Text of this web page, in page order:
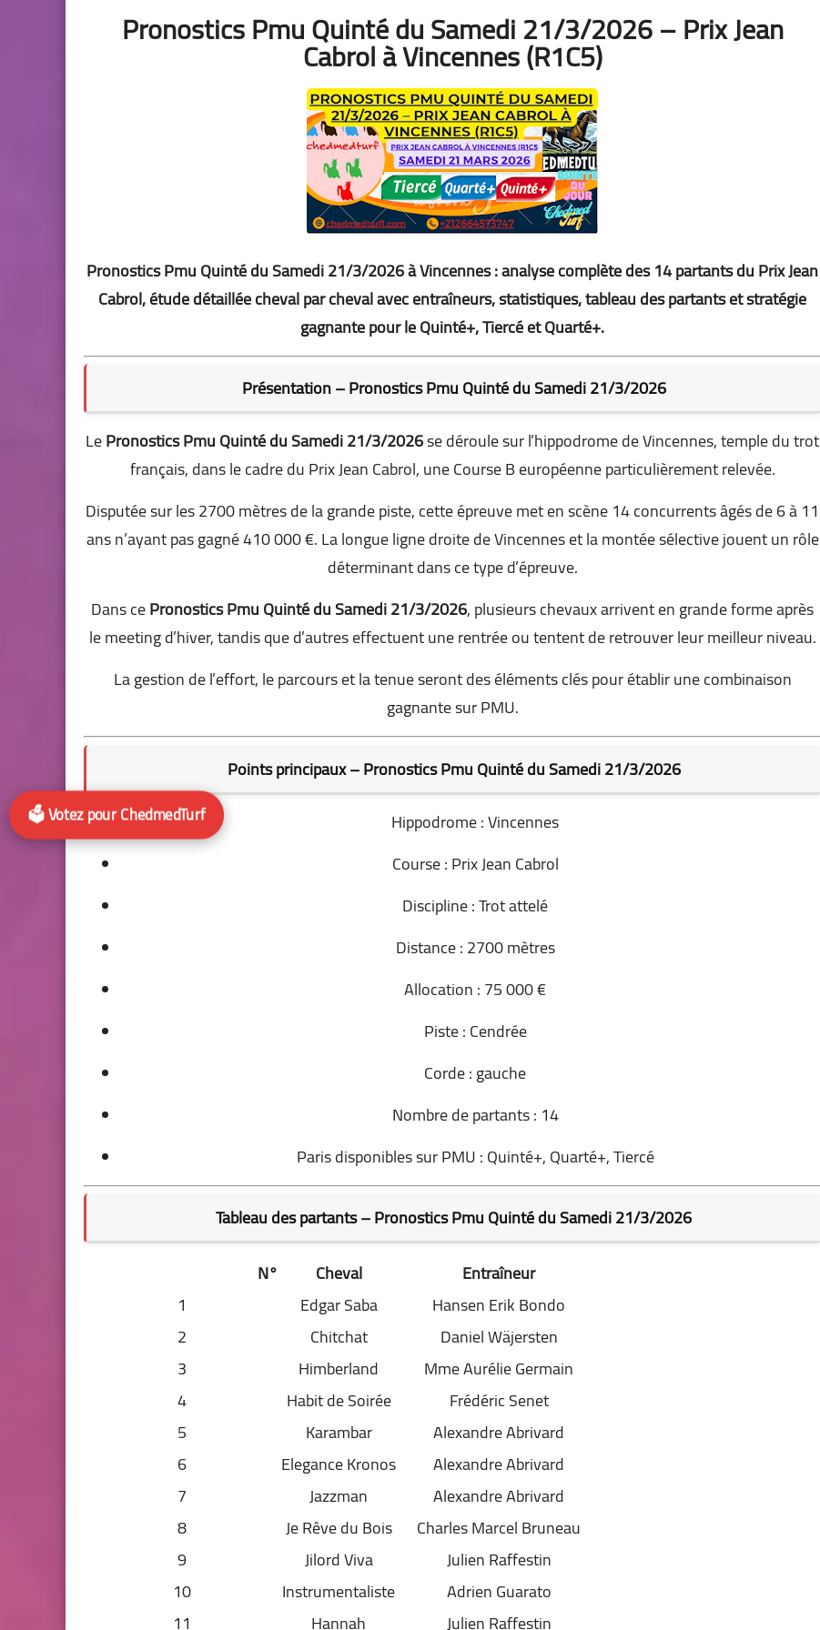
Pronostics Pmu Quinté du Samedi 21/3/2026 – Prix Jean
Cabrol à Vincennes (R1C5)
Pronostics Pmu Quinté du Samedi 21/3/2026 à Vincennes : analyse complète des 14 partants du Prix Jean
Cabrol, étude détaillée cheval par cheval avec entraîneurs, statistiques, tableau des partants et stratégie
gagnante pour le Quinté+, Tiercé et Quarté+.
Présentation – Pronostics Pmu Quinté du Samedi 21/3/2026
LePronostics Pmu Quinté du Samedi 21/3/2026se déroule sur l’hippodrome de Vincennes, temple du trot
français, dans le cadre du Prix Jean Cabrol, une Course B européenne particulièrement relevée.
Disputée sur les 2700 mètres de la grande piste, cette épreuve met en scène 14 concurrents âgés de 6 à 11
ans n’ayant pas gagné 410 000 €. La longue ligne droite de Vincennes et la montée sélective jouent un rôle
déterminant dans ce type d’épreuve.
Dans cePronostics Pmu Quinté du Samedi 21/3/2026, plusieurs chevaux arrivent en grande forme après
le meeting d’hiver, tandis que d’autres effectuent une rentrée ou tentent de retrouver leur meilleur niveau.
La gestion de l’effort, le parcours et la tenue seront des éléments clés pour établir une combinaison
gagnante sur PMU.
Points principaux – Pronostics Pmu Quinté du Samedi 21/3/2026
Hippodrome : Vincennes
Course : Prix Jean Cabrol
Discipline : Trot attelé
Distance : 2700 mètres
Allocation : 75 000 €
Piste : Cendrée
Corde : gauche
Nombre de partants : 14
Paris disponibles sur PMU : Quinté+, Quarté+, Tiercé
Tableau des partants – Pronostics Pmu Quinté du Samedi 21/3/2026
N°
Cheval
Entraîneur
1
Edgar Saba
Hansen Erik Bondo
2
Chitchat
Daniel Wäjersten
3
Himberland
Mme Aurélie Germain
4
Habit de Soirée
Frédéric Senet
5
Karambar
Alexandre Abrivard
6
Elegance Kronos
Alexandre Abrivard
7
Jazzman
Alexandre Abrivard
8
Je Rêve du Bois
Charles Marcel Bruneau
9
Jilord Viva
Julien Raffestin
10
Instrumentaliste
Adrien Guarato
11
Hannah Julien Raffestin
🗳️ Votez pour ChedmedTurf